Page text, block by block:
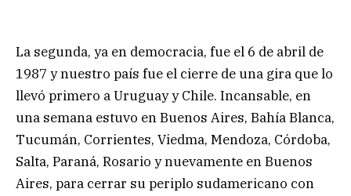
La segunda, ya en democracia, fue el 6 de abril de
1987 y nuestro país fue el cierre de una gira que lo
llevó primero a Uruguay y Chile. Incansable, en
una semana estuvo en Buenos Aires, Bahía Blanca,
Tucumán, Corrientes, Viedma, Mendoza, Córdoba,
Salta, Paraná, Rosario y nuevamente en Buenos
Aires, para cerrar su periplo sudamericano con